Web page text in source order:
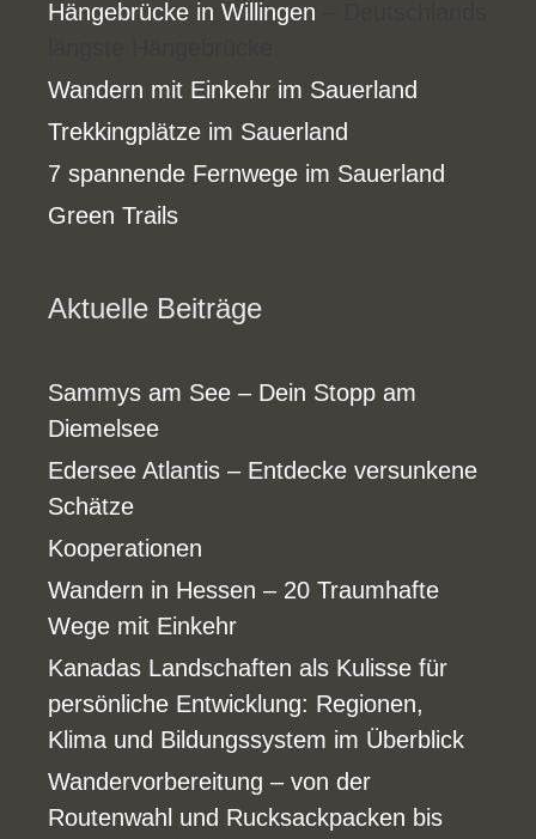
Hängebrücke in Willingen
Wandern mit Einkehr im Sauerland
Trekkingplätze im Sauerland
7 spannende Fernwege im Sauerland
Green Trails
Aktuelle Beiträge
Sammys am See – Dein Stopp am
Diemelsee
Edersee Atlantis – Entdecke versunkene
Schätze
Kooperationen
Wandern in Hessen – 20 Traumhafte
Wege mit Einkehr
Kanadas Landschaften als Kulisse für
persönliche Entwicklung: Regionen,
Klima und Bildungssystem im Überblick
Wandervorbereitung – von der
Routenwahl und Rucksackpacken bis